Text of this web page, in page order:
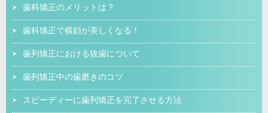
歯科矯正のメリットは？
歯科矯正で横顔が美しくなる！
歯列矯正における抜歯について
歯列矯正中の歯磨きのコツ
スピーディーに歯列矯正を完了させる方法